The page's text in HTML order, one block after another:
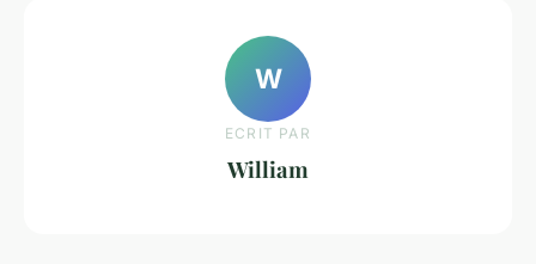
W
ECRIT PAR
William